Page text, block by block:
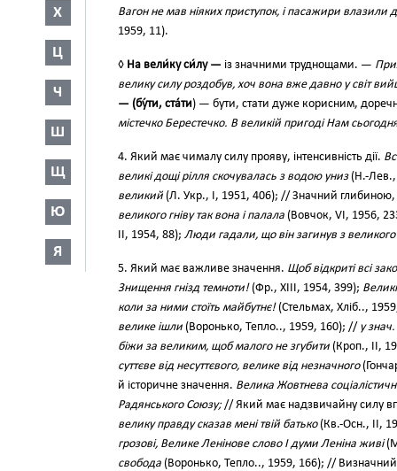
Х
Ц
Ч
Ш
Щ
Ю
Я
Вагон не мав ніяких приступок, і пасажири
1959, 11).
◊ На вели́ку си́лу — із значними труднощами. —
велику силу роздобув, хоч вона вже давно у світ
— (бу́ти, ста́ти) — бути, стати дуже корисним,
містечко Берестечко. В великій пригоді Нам
4. Який має чималу силу прояву, інтенсивність дії.
великі дощі рілля скочувалась з водою униз(Н.-Лев.,
великий (Л. Укр., І, 1951, 406); // Значний
великого гніву так вона і палала (Вовчок, VI, 1956,
II, 1954, 88); Люди гадали, що він загинув з
5. Який має важливе значення. Щоб відкриті всі
Знищення гнізд темноти!(Фр., XIII, 1954, 399);
коли за ними стоїть майбутнє!(Стельмах, Хліб..,
велике ішли (Воронько, Тепло.., 1959, 160); // у
біжи за великим, щоб малого не згубити (Кроп., II,
суттєве від несуттєвого, велике від незначного
й історичне значення. Велика Жовтнева
Радянського Союзу; // Який має надзвичайну силу
велику правду сказав мені твій батько(Кв.-Осн., II,
грозові, Велике Ленінове слово І думи Леніна живі
свобода (Воронько, Тепло.., 1959, 166); //